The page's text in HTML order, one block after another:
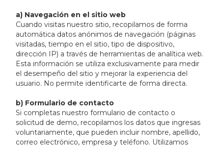
a) Navegación en el sitio web
Cuando visitas nuestro sitio, recopilamos de forma
automática datos anónimos de navegación (páginas
visitadas, tiempo en el sitio, tipo de dispositivo,
dirección IP) a través de herramientas de analítica web.
Esta información se utiliza exclusivamente para medir
el desempeño del sitio y mejorar la experiencia del
usuario. No permite identificarte de forma directa.
b) Formulario de contacto
Si completas nuestro formulario de contacto o
solicitud de demo, recopilamos los datos que ingresas
voluntariamente, que pueden incluir nombre, apellido,
correo electrónico, empresa y teléfono. Utilizamos